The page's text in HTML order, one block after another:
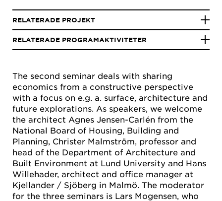
The second seminar deals with sharing
economics from a constructive perspective
with a focus on e.g. a. surface, architecture and
future explorations. As speakers, we welcome
the architect Agnes Jensen-Carlén from the
National Board of Housing, Building and
Planning, Christer Malmström, professor and
head of the Department of Architecture and
Built Environment at Lund University and Hans
Willehader, architect and office manager at
Kjellander / Sjöberg in Malmö. The moderator
for the three seminars is Lars Mogensen, who
RELATERADE PROJEKT
RELATERADE PROGRAMAKTIVITETER